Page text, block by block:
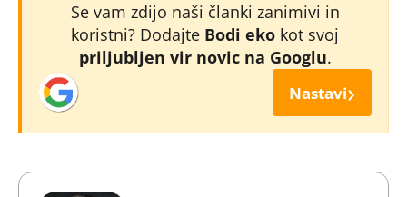
Se vam zdijo naši članki zanimivi in
koristni? Dodajte Bodi eko kot svoj
priljubljen vir novic na Googlu.
Nastavi›